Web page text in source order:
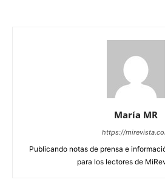
María MR
https://
Publicando notas de prensa e
para los lectores de